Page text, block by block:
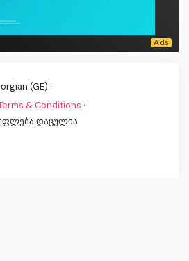
(GE) ·
& Conditions ·
უფლება დაცულია